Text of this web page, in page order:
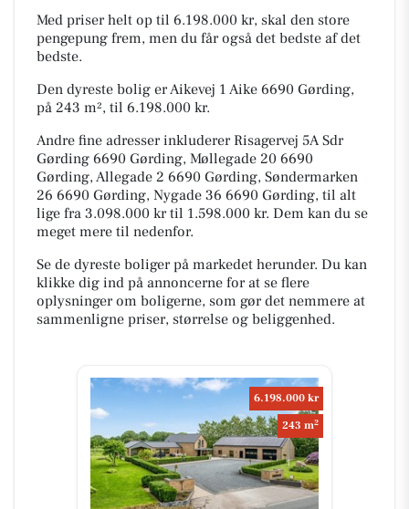
Med priser helt op til 6.198.000 kr, skal den store
pengepung frem, men du får også det bedste af det
bedste.
Den dyreste bolig er Aikevej 1 Aike 6690 Gørding,
på 243 m², til 6.198.000 kr.
Andre fine adresser inkluderer Risagervej 5A Sdr
Gørding 6690 Gørding, Møllegade 20 6690
Gørding, Allegade 2 6690 Gørding, Søndermarken
26 6690 Gørding, Nygade 36 6690 Gørding, til alt
lige fra 3.098.000 kr til 1.598.000 kr. Dem kan du se
meget mere til nedenfor.
Se de dyreste boliger på markedet herunder. Du kan
klikke dig ind på annoncerne for at se flere
oplysninger om boligerne, som gør det nemmere at
sammenligne priser, størrelse og beliggenhed.
6.198.000 kr
243 m2